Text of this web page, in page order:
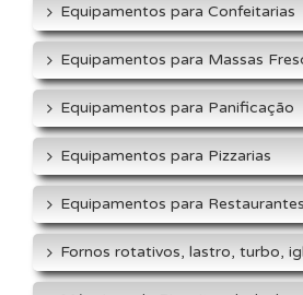
Equipamentos para Confeitarias
Equipamentos para Massas
Equipamentos para Panificação
Equipamentos para Pizzarias
Equipamentos para Restaurantes
Fornos rotativos, lastro, turbo,